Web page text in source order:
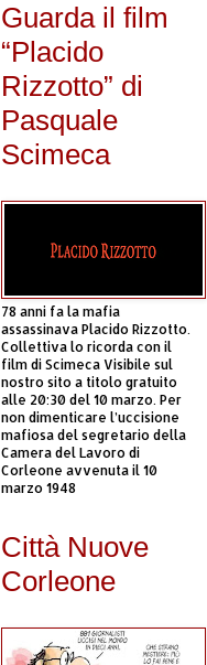
Guarda il film
“Placido
Rizzotto” di
Pasquale
Scimeca
78 anni fa la mafia
assassinava Placido Rizzotto.
Collettiva lo ricorda con il
film di Scimeca Visibile sul
nostro sito a titolo gratuito
alle 20:30 del 10 marzo. Per
non dimenticare l’uccisione
mafiosa del segretario della
Camera del Lavoro di
Corleone avvenuta il 10
marzo 1948
Città Nuove
Corleone